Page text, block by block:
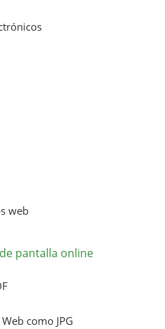
web
pantalla online
como JPG